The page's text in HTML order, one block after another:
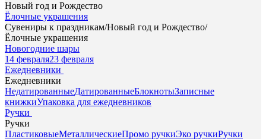
Новый год и Рождество
Ёлочные украшения
Сувениры к праздникам/Новый год и Рождество/
Ёлочные украшения
Новогодние шары
14 февраля23 февраля
Ежедневники
Ежедневники
НедатированныеДатированныеБлокнотыЗаписные
книжкиУпаковка для ежедневников
Ручки
Ручки
ПластиковыеМеталлическиеПромо ручкиЭко ручкиРучки